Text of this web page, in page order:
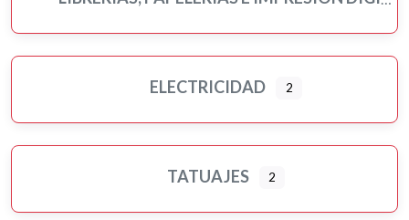
ELECTRICIDAD 2
TATUAJES 2